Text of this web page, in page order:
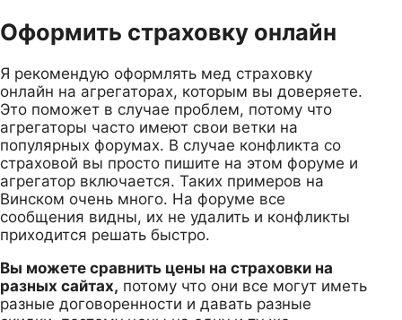
Оформить страховку онлайн
Я рекомендую оформлять мед страховку
онлайн на агрегаторах, которым вы доверяете.
Это поможет в случае проблем, потому что
агрегаторы часто имеют свои ветки на
популярных форумах. В случае конфликта со
страховой вы просто пишите на этом форуме и
агрегатор включается. Таких примеров на
Винском очень много. На форуме все
сообщения видны, их не удалить и конфликты
приходится решать быстро.
Вы можете сравнить цены на страховки на
разных сайтах, потому что они все могут иметь
разные договоренности и давать разные